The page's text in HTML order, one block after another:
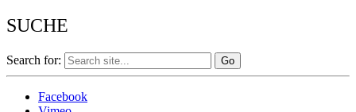
SUCHE
Search for:
Facebook